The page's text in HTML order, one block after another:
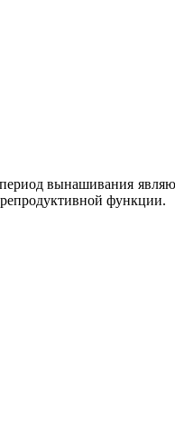
вынашивания
функции.